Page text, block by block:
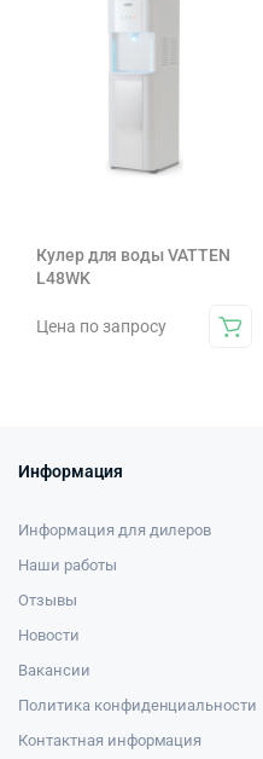
Кулер для воды VATTEN
L48WK
Цена по запросу
Информация
Информация для дилеров
Наши работы
Отзывы
Новости
Вакансии
Политика конфиденциальности
Контактная информация